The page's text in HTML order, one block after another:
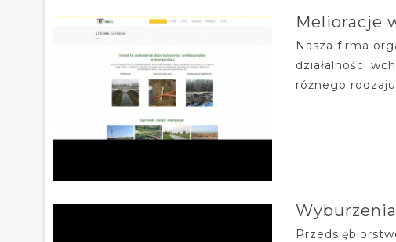
Melioracje
Nasza firma
działalności
różnego